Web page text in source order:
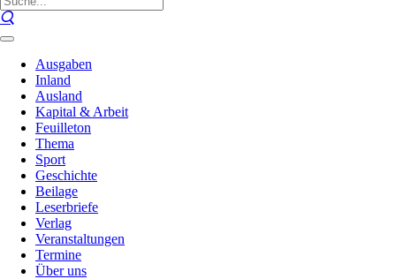
Ausgaben
Inland
Ausland
Kapital & Arbeit
Feuilleton
Thema
Sport
Geschichte
Beilage
Leserbriefe
Verlag
Veranstaltungen
Termine
Über uns